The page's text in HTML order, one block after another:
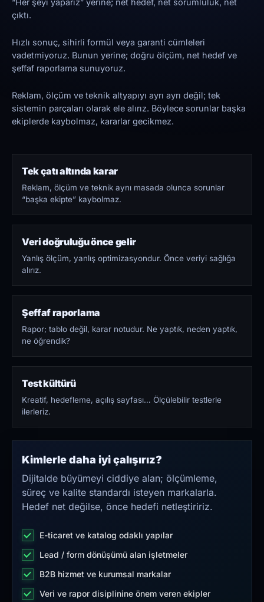
“Her şeyi yaparız” yerine; net hedef, net sorumluluk, net
çıktı.
Hızlı sonuç, sihirli formül veya garanti cümleleri
vadetmiyoruz. Bunun yerine; doğru ölçüm, net hedef ve
şeffaf raporlama sunuyoruz.
Reklam, ölçüm ve teknik altyapıyı ayrı ayrı değil; tek
sistemin parçaları olarak ele alırız. Böylece sorunlar başka
ekiplerde kaybolmaz, kararlar gecikmez.
Tek çatı altında karar
Reklam, ölçüm ve teknik aynı masada olunca sorunlar
“başka ekipte” kaybolmaz.
Veri doğruluğu önce gelir
Yanlış ölçüm, yanlış optimizasyondur. Önce veriyi sağlığa
alırız.
Şeffaf raporlama
Rapor; tablo değil, karar notudur. Ne yaptık, neden yaptık,
ne öğrendik?
Test kültürü
Kreatif, hedefleme, açılış sayfası… Ölçülebilir testlerle
ilerleriz.
Kimlerle daha iyi çalışırız?
Dijitalde büyümeyi ciddiye alan; ölçümleme,
süreç ve kalite standardı isteyen markalarla.
Hedef net değilse, önce hedefi netleştiririz.
E-ticaret ve katalog odaklı yapılar
Lead / form dönüşümü alan işletmeler
B2B hizmet ve kurumsal markalar
Veri ve rapor disiplinine önem veren ekipler